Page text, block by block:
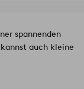
spannenden
auch kleine